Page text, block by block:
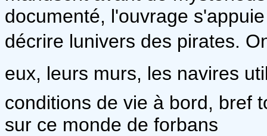
documenté, l'ouvrage
décrire lunivers des pirates.
eux, leurs murs, les navires
conditions de vie à bord, bref
sur ce monde de forbans